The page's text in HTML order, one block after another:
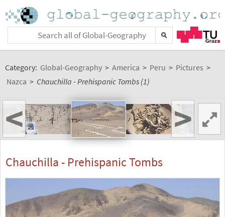
Category: Global-Geography > America > Peru > Pictures >
Nazca > Chauchilla - Prehispanic Tombs (1)
< >
Chauchilla - Prehispanic Tombs